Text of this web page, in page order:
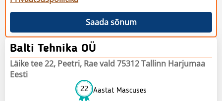
Saada sõnum
Balti Tehnika OÜ
Läike tee 22, Peetri, Rae vald 75312 Tallinn Harjumaa
Eesti
22 Aastat Mascuses